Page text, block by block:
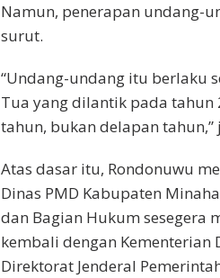
Namun, penerapan undang-
surut.
“Undang-undang itu berlaku
Tua yang dilantik pada tahun
tahun, bukan delapan tahun,”
Atas dasar itu, Rondonuwu
Dinas PMD Kabupaten
dan Bagian Hukum sesegera
kembali dengan Kementerian
Direktorat Jenderal